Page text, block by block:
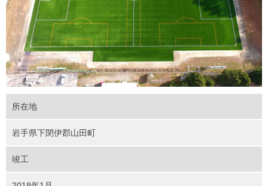
所在地
岩手県下閉伊郡山田町
竣工